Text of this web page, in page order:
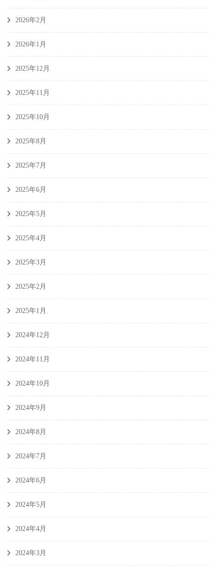
2026年2月
2026年1月
2025年12月
2025年11月
2025年10月
2025年8月
2025年7月
2025年6月
2025年5月
2025年4月
2025年3月
2025年2月
2025年1月
2024年12月
2024年11月
2024年10月
2024年9月
2024年8月
2024年7月
2024年6月
2024年5月
2024年4月
2024年3月